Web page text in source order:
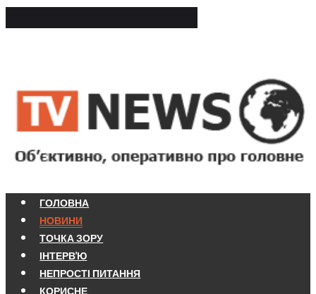
ГОЛОВНА
НОВИНИ
ТОЧКА ЗОРУ
ІНТЕРВ'Ю
НЕПРОСТІ ПИТАННЯ
КОРИСНЕ